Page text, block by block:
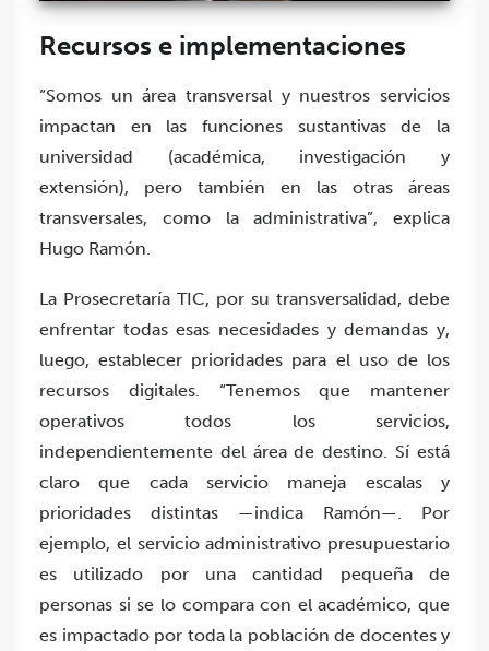
Recursos e implementaciones
“Somos un área transversal y nuestros servicios
impactan en las funciones sustantivas de la
universidad (académica, investigación y
extensión), pero también en las otras áreas
transversales, como la administrativa”, explica
Hugo Ramón.
La Prosecretaría TIC, por su transversalidad, debe
enfrentar todas esas necesidades y demandas y,
luego, establecer prioridades para el uso de los
recursos digitales. “Tenemos que mantener
operativos todos los servicios,
independientemente del área de destino. Sí está
claro que cada servicio maneja escalas y
prioridades distintas —indica Ramón—. Por
ejemplo, el servicio administrativo presupuestario
es utilizado por una cantidad pequeña de
personas si se lo compara con el académico, que
es impactado por toda la población de docentes y